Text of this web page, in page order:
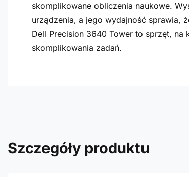
skomplikowane obliczenia naukowe.
urządzenia, a jego wydajność sprawia,
Dell Precision 3640 Tower to sprzęt,
skomplikowania zadań.
Szczegóły produktu